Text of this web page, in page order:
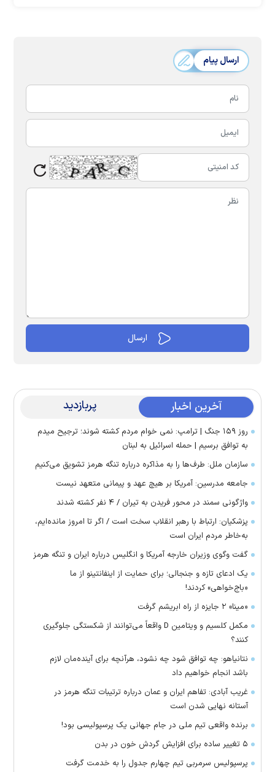
ارسال پیام
آخرین اخبار پربازدید
روز ۱۵۹ جنگ | ترامپ: نمی خوام مردم کشته شوند؛ ترجیح میدم
به توافق برسیم | حمله اسرائیل به لبنان
سازمان ملل: طرف‌ها را به مذاکره درباره تنگه هرمز تشویق می‌کنیم
جامعه مدرسین: آمریکا بر هیچ عهد و پیمانی متعهد نیست
واژگونی سمند در محور فریدن به تیران / ۴ نفر کشته شدند
پزشکیان: ارتباط با رهبر انقلاب سخت است / اگر تا امروز مانده‌ایم،
به‌خاطر مردم ایران است
گفت وگوی وزیران خارجه آمریکا و انگلیس درباره ایران و تنگه هرمز
یک ادعای تازه و جنجالی؛ برای حمایت از اینفانتینو از ما
«باج‌خواهی» کردند!
«مینا» ۲ جایزه از راه ابریشم گرفت
مکمل کلسیم و ویتامین D واقعاً می‌توانند از شکستگی جلوگیری
کنند؟
نتانیاهو: چه توافق شود چه نشود، هرآنچه برای آینده‌مان لازم
باشد انجام خواهیم داد
غریب آبادی: تفاهم ایران و عمان درباره ترتیبات تنگه هرمز در
آستانه نهایی شدن است
برنده واقعی تیم ملی در جام جهانی یک پرسپولیسی بود!
۵ تغییر ساده برای افزایش گردش خون در بدن
پرسپولیس سرمربی تیم چهارم جدول را به خدمت گرفت